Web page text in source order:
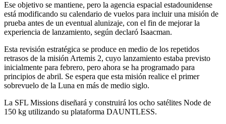
Ese objetivo se mantiene, pero la agencia espacial estadounidense
está modificando su calendario de vuelos para incluir una misión de
prueba antes de un eventual alunizaje, con el fin de mejorar la
experiencia de lanzamiento, según declaró Isaacman.
Esta revisión estratégica se produce en medio de los repetidos
retrasos de la misión Artemis 2, cuyo lanzamiento estaba previsto
inicialmente para febrero, pero ahora se ha programado para
principios de abril. Se espera que esta misión realice el primer
sobrevuelo de la Luna en más de medio siglo.
La SFL Missions diseñará y construirá los ocho satélites Node de
150 kg utilizando su plataforma DAUNTLESS.